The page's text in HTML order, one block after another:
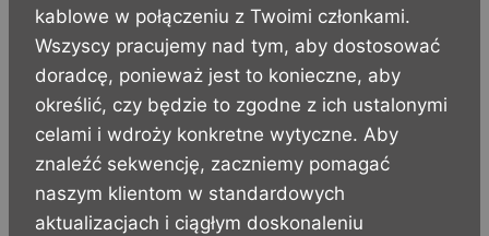
kablowe w połączeniu z Twoimi członkami.
Wszyscy pracujemy nad tym, aby dostosować
doradcę, ponieważ jest to konieczne, aby
określić, czy będzie to zgodne z ich ustalonymi
celami i wdroży konkretne wytyczne. Aby
znaleźć sekwencję, zaczniemy pomagać
naszym klientom w standardowych
aktualizacjach i ciągłym doskonaleniu